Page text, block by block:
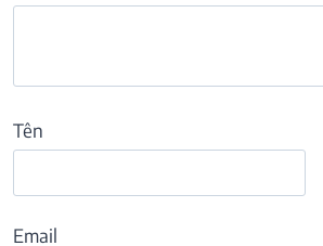
Tên
Email